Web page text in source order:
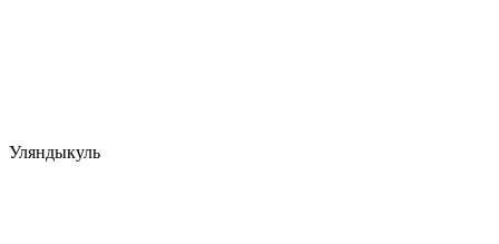
Уляндыкуль